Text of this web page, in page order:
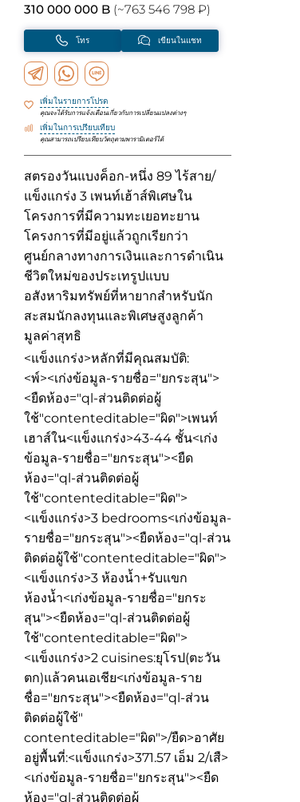
310 000 000 B (~763 546 798 ₽)
โทร เขียนในแชท
เพิ่มในรายการโปรด
คุณจะได้รับการแจ้งเตือนเกี่ยวกับการเปลี่ยนแปลงต่างๆ
เพิ่มในการเปรียบเทียบ
คุณสามารถเปรียบเทียบวัตถุตามพารามิเตอร์ได้
สตรองวันแบงค็อก-หนึ่ง 89 ไร้สาย/
แข็งแกร่ง 3 เพนท์เฮ้าส์พิเศษใน
โครงการที่มีความทะเยอทะยาน
โครงการที่มีอยู่แล้วถูกเรียกว่า
ศูนย์กลางทางการเงินและการดำเนิน
ชีวิตใหม่ของประเทรูปแบบ
อสังหาริมทรัพย์ที่หายากสำหรับนัก
สะสมนักลงทุนและพิเศษสูงลูกค้า
มูลค่าสุทธิ
<แข็งแกร่ง>หลักที่มีคุณสมบัติ:
<พ์><เก่งข้อมูล-รายชื่อ="ยกระสุน">
<ยืดห้อง="ql-ส่วนติดต่อผู้
ใช้"contenteditable="ผิด">เพนท์
เฮาส์ใน<แข็งแกร่ง>43-44 ชั้น<เก่ง
ข้อมูล-รายชื่อ="ยกระสุน"><ยืด
ห้อง="ql-ส่วนติดต่อผู้
ใช้"contenteditable="ผิด">
<แข็งแกร่ง>3 bedrooms<เก่งข้อมูล-
รายชื่อ="ยกระสุน"><ยืดห้อง="ql-ส่วน
ติดต่อผู้ใช้"contenteditable="ผิด">
<แข็งแกร่ง>3 ห้องน้ำ+รับแขก
ห้องน้ำ<เก่งข้อมูล-รายชื่อ="ยกระ
สุน"><ยืดห้อง="ql-ส่วนติดต่อผู้
ใช้"contenteditable="ผิด">
<แข็งแกร่ง>2 cuisines:ยุโรป(ตะวัน
ตก)แล้วคนเอเชีย<เก่งข้อมูล-ราย
ชื่อ="ยกระสุน"><ยืดห้อง="ql-ส่วน
ติดต่อผู้ใช้"
contenteditable="ผิด">/ยืด>อาศัย
อยู่พื้นที่:<แข็งแกร่ง>371.57 เอ็ม 2/เสื>
<เก่งข้อมูล-รายชื่อ="ยกระสุน"><ยืด
ห้อง="ql-ส่วนติดต่อผู้